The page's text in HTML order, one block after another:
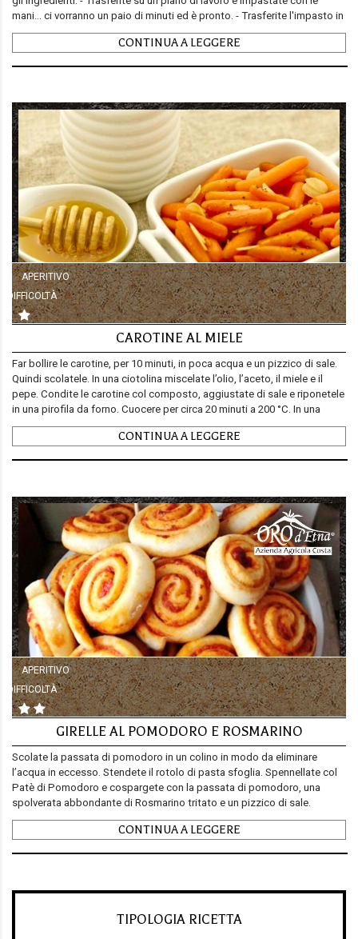
mani… ci vorranno un paio di minuti ed è pronto. - Trasferite l'impasto in
una teglia oleata e stendete con le mani. - Mettete l'olio e un po' di
origano in superficie e cuocete a 200° per circa 12-15 minuti nella parte
tempi possono variare in base al forno! - Appena la Focaccia con paté
di olive senza lievitazione è cotta tiratela via dalla teglia, lasciate
intiepidire e servite! grazie per la ricetta a "Leticia's Sweet"
CONTINUA A LEGGERE
APERITIVO
DIFFICOLTÀ
CAROTINE AL MIELE
Far bollire le carotine, per 10 minuti, in poca acqua e un pizzico di sale.
Quindi scolatele. In una ciotolina miscelate l’olio, l’aceto, il miele e il
pepe. Condite le carotine col composto, aggiustate di sale e riponetele
in una pirofila da forno. Cuocere per circa 20 minuti a 200 °C. In una
padella tostare le mandorle a fette o in granella. Estrarre le carote dal
forno e cospargerle di mandorle e un’ultima manciata di pepe. Servire
CONTINUA A LEGGERE
APERITIVO
DIFFICOLTÀ
GIRELLE AL POMODORO E ROSMARINO
Scolate la passata di pomodoro in un colino in modo da eliminare
l’acqua in eccesso. Stendete il rotolo di pasta sfoglia. Spennellate col
Patè di Pomodoro e cospargete con la passata di pomodoro, una
spolverata abbondante di Rosmarino tritato e un pizzico di sale.
Assicurarsi di lasciare senza condimento almeno 1 o 2 cm dal bordo.
Arrotolate in modo ben stretto. Tagliate il cilindro creato, a fettine di
CONTINUA A LEGGERE
TIPOLOGIA RICETTA